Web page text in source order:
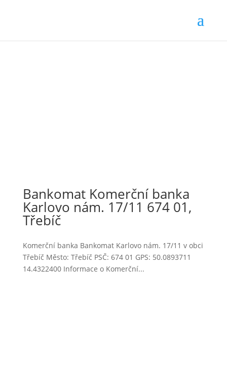
Bankomat Komerční banka
Karlovo nám. 17/11 674 01,
Třebíč
Komerční banka Bankomat Karlovo nám. 17/11 v obci
Třebíč Město: Třebíč PSČ: 674 01 GPS: 50.0893711
14.4322400 Informace o Komerční...